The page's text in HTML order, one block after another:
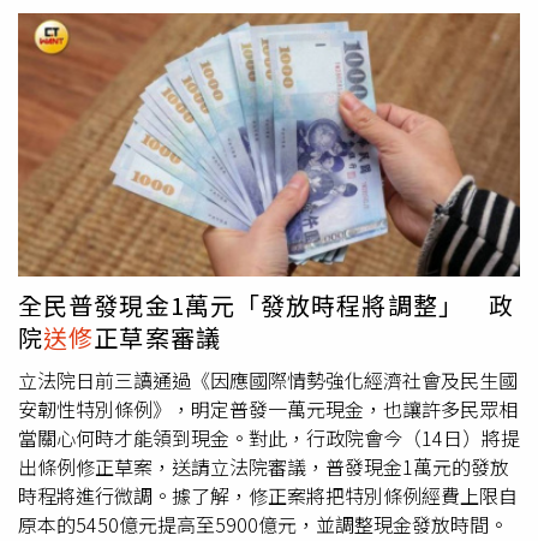
螢幕總成，這種做法不僅有剝削消費者的嫌疑，更直接製造
了不必要的電子垃圾。三星針對永續發展有推出網站。（圖
／翻攝自台灣三星）一條排線的損壞，本質上只是局部故
障，透過精密的維修技術即可修復，但三星選擇將仍可使用
的螢幕面板、轉軸結構、金屬框架等大量組件一併報廢，完
全違背了「延長產品壽命」與「減少資源消耗」的永續核心
價值。這等於鼓勵「用完即棄」的消費模式，與全球推動的
「維修權」（Rightto Repair）運動背道而馳。歐盟近年一
直在力推「維修權」運動。（圖／翻攝自repair.eu）令人咬
牙切齒的「冷筍」「冷筍」其實就是「人為損害」簡稱「人
損」的諧音，是目前網路上網友專門諷刺三星受後態度的名
詞。在維修這方面，如果轉軸排線故障是發生在保固內，那
要注意的是，除了轉軸排線外，「內頁螢幕」、「轉軸」也
會被納入「保固」評估範圍內。這三個地方只要有任何一處
判定為「人為損害」，那麼就是不在保固範圍內，你想要修
轉軸排線，就只能花錢處理。而這三個地方，轉軸排線基本
上藏在轉軸內，不太可能會有人為損害的發生，而轉軸、內
頁螢幕本身，就是個非常容易出問題的地方。比如在2023
人一萬塊發到大家手上，結果政院今天提出來的修正版本，
竟然是在修正案經過立法院三讀通過之後，還要提特別預
算，特別預算公告後的一個月才開始發放，發放要整整7個
月才完成整個程序，照這樣算下來，搞不好到明年的10月
31號都沒有完成，這是多嚴重的延誤。張啓楷續指，第二，
當初訂這個特別條例是因為因應美國高關稅的衝擊，所以立
法院編了930億要照顧企業、勞工以及農業，既然立法院已
經通過，政院應趕快去實施、編列特別預算。在今天又提出
這個修正案，是要拖延到什麼時候？這樣是對不起全國民
眾。張啓楷再指，在新的修正案裡面竟然還有「大灌水」，
將去年立法院已經三讀通過砍掉對台電1000億的撥補，又
借屍還魂200億進來，這樣對立法院視尊重嗎？而且，在昨
天三黨黨團協商的《風災重建復原特別條例》裡面也有電力
的部分，兩邊同時都重疊嗎？這會不會嚴重的影響這個財政
紀律？張啓楷要求，不用再 送修 正案過來，就照原本立法院
三讀通過的版本，趕快在今年10月30號把1萬塊普發給大
家；另外，趕快把照顧企業、勞工以及農業的錢發下去，盡
快幫大家度過關稅的衝擊。
全民普發現金1萬元「發放時程將調整」 政
院送修正草案審議
立法院日前三讀通過《因應國際情勢強化經濟社會及民生國
安韌性特別條例》，明定普發一萬元現金，也讓許多民眾相
當關心何時才能領到現金。對此，行政院會今（14日）將提
出條例修正草案，送請立法院審議，普發現金1萬元的發放
時程將進行微調。據了解，修正案將把特別條例經費上限自
原本的5450億元提高至5900億元，並調整現金發放時間。